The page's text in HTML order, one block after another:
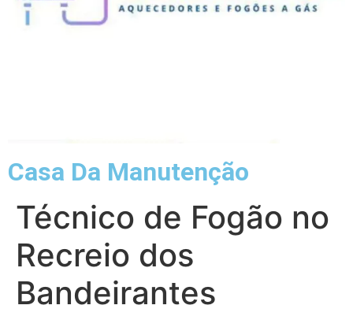
Casa Da Manutenção
Técnico de Fogão no
Recreio dos
Bandeirantes